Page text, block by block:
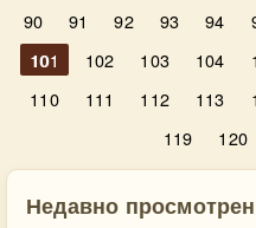
90
91 92 93 94
101
102 103 104
110
111 112 113
119
120
Недавно